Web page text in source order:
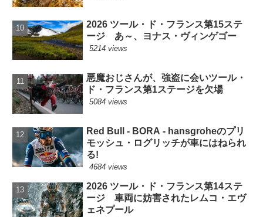
2026 ツール・ド・フランス第15ステ
ージ あ～、ヨナス・ヴィンゲゴー
5214 views
悪魔おじさんが、強盗に会いツール・
ド・フランス第1ステージを欠場
5084 views
Red Bull - BORA - hansgroheのプリ
モッシュ・ログリッチが車にはねられ
る!
4684 views
2026 ツール・ド・フランス第14ステ
ージ 車両に妨害されたレムコ・エヴ
ェネプール